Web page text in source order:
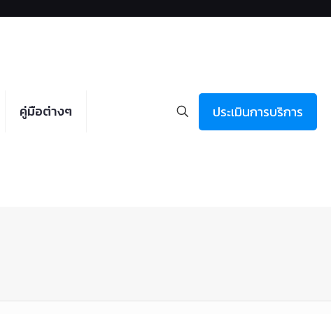
คู่มือต่างๆ ประเมินการบริการ